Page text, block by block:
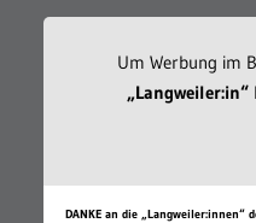
Um Werbung im
„Langweiler:in“
DANKE an die „Langweiler:innen“